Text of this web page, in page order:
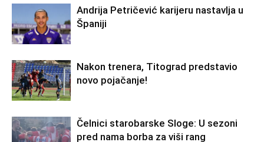
Andrija Petričević karijeru nastavlja u
Španiji
Nakon trenera, Titograd predstavio
novo pojačanje!
Čelnici starobarske Sloge: U sezoni
pred nama borba za viši rang